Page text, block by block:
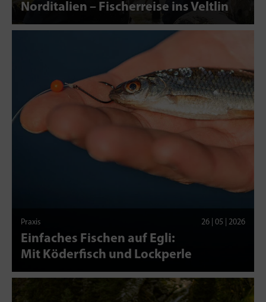
Norditalien – Fischerreise ins Veltlin
Praxis 26 | 05 | 2026
Einfaches Fischen auf Egli:
Mit Köderfisch und Lockperle